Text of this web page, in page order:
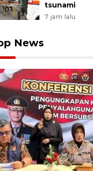
tsunami
7 jam lalu
News